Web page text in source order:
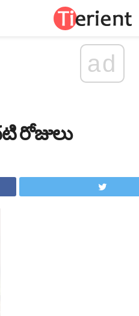
ad
రోజులు